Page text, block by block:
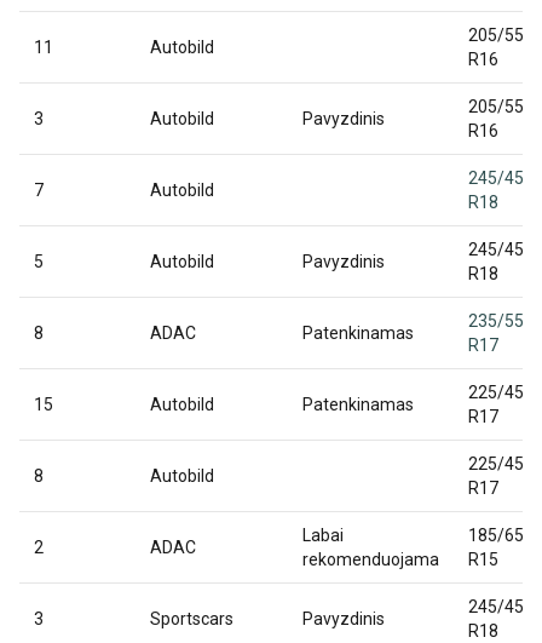
11 Autobild
205/55
R16
3 Autobild Pavyzdinis
205/55
R16
7 Autobild
245/45
R18
5 Autobild Pavyzdinis
245/45
R18
8 ADAC Patenkinamas
235/55
R17
15 Autobild Patenkinamas
225/45
R17
8 Autobild
225/45
R17
2 ADAC
Labai
rekomenduojama
185/65
R15
3 Sportscars Pavyzdinis
245/45
R18